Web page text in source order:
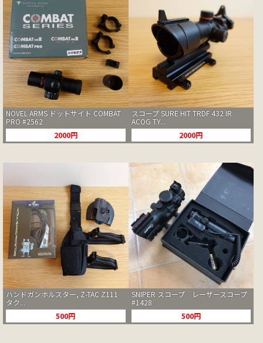
NOVEL ARMS ドットサイト COMBAT
PRO #2562
2000円
スコープ SURE HIT TRDF 432 IR
ACOG TY...
2000円
ハンドガンホルスター, Z-TAC Z111
タク...
500円
SNIPER スコープ レーザースコープ
#1428
500円